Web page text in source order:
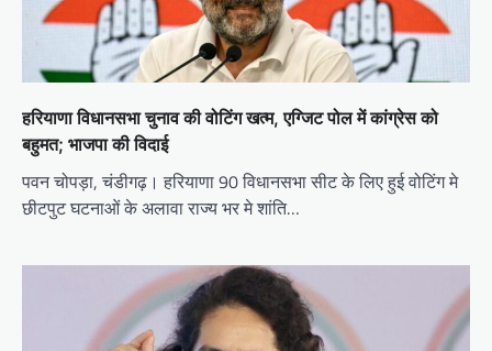
हरियाणा विधानसभा चुनाव की वोटिंग खत्म, एग्जिट पोल में कांग्रेस को
बहुमत; भाजपा की विदाई
पवन चोपड़ा, चंडीगढ़। हरियाणा 90 विधानसभा सीट के लिए हुई वोटिंग मे
छीटपुट घटनाओं के अलावा राज्य भर मे शांति…